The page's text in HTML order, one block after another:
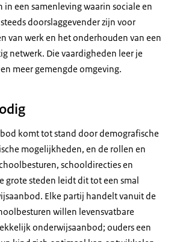
een samenleving waarin sociale en
doorslaggevender zijn voor
van werk en het onderhouden van een
netwerk. Die vaardigheden leer je
meer gemengde omgeving.
komt tot stand door demografische
mogelijkheden, en de rollen en
schooldirecties en
grote steden leidt dit tot een smal
Elke partij handelt vanuit de
willen levensvatbare
onderwijsaanbod; ouders een